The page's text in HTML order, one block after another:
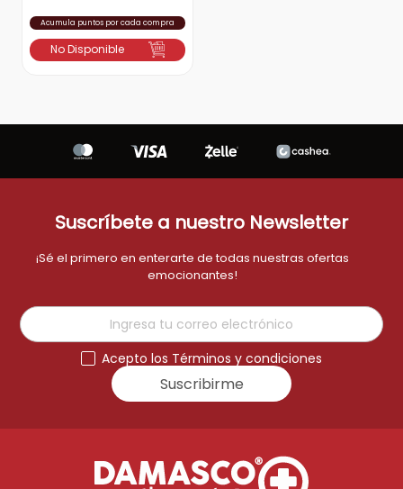
Acumula puntos por cada compra
No Disponible
Suscríbete a nuestro Newsletter
¡Sé el primero en enterarte de todas nuestras ofertas
emocionantes!
Acepto los Términos y condiciones
Suscribirme